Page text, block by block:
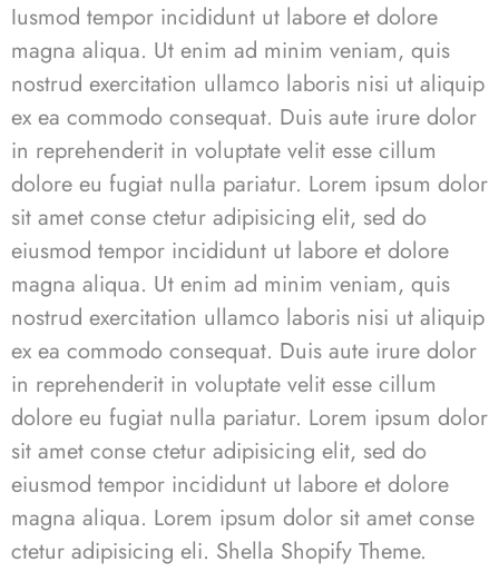
Iusmod tempor incididunt ut labore et dolore
magna aliqua. Ut enim ad minim veniam, quis
nostrud exercitation ullamco laboris nisi ut aliquip
ex ea commodo consequat. Duis aute irure dolor
in reprehenderit in voluptate velit esse cillum
dolore eu fugiat nulla pariatur. Lorem ipsum dolor
sit amet conse ctetur adipisicing elit, sed do
eiusmod tempor incididunt ut labore et dolore
magna aliqua. Ut enim ad minim veniam, quis
nostrud exercitation ullamco laboris nisi ut aliquip
ex ea commodo consequat. Duis aute irure dolor
in reprehenderit in voluptate velit esse cillum
dolore eu fugiat nulla pariatur. Lorem ipsum dolor
sit amet conse ctetur adipisicing elit, sed do
eiusmod tempor incididunt ut labore et dolore
magna aliqua. Lorem ipsum dolor sit amet conse
ctetur adipisicing eli. Shella Shopify Theme.